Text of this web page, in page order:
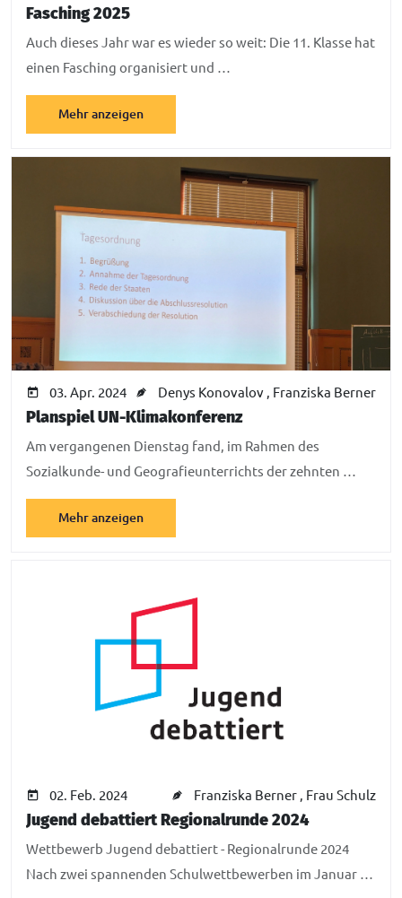
Fasching 2025
Auch dieses Jahr war es wieder so weit: Die 11. Klasse hat
einen Fasching organisiert und …
Mehr anzeigen
03. Apr. 2024 Denys Konovalov , Franziska Berner
Planspiel UN-Klimakonferenz
Am vergangenen Dienstag fand, im Rahmen des
Sozialkunde- und Geografieunterrichts der zehnten …
Mehr anzeigen
02. Feb. 2024 Franziska Berner , Frau Schulz
Jugend debattiert Regionalrunde 2024
Wettbewerb Jugend debattiert - Regionalrunde 2024
Nach zwei spannenden Schulwettbewerben im Januar …